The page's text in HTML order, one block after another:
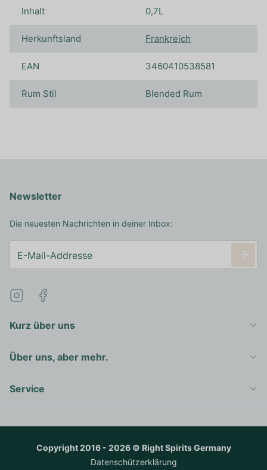
Inhalt 0,7L
Herkunftsland Frankreich
EAN 3460410538581
Rum Stil Blended Rum
Kurz über uns
Über uns, aber mehr.
Service
Newsletter
Die neuesten Nachrichten in deiner Inbox:
Copyright 2016 - 2026 © Right Spirits Germany
Datenschützerklärung